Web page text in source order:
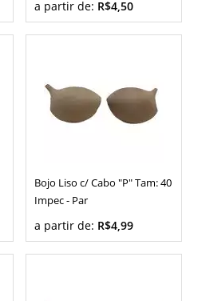
a partir de: R$4,50
Bojo Liso c/ Cabo "P" Tam: 40
Impec - Par
a partir de: R$4,99